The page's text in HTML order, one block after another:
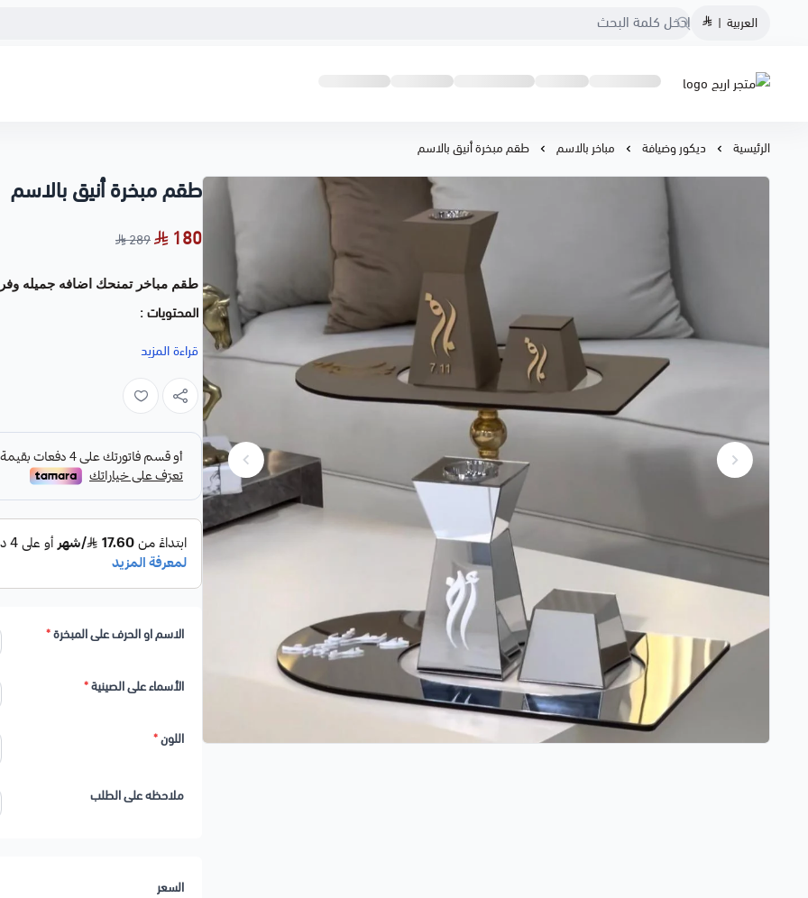
العربية |
متجر اريج
الرئيسية ديكور وضيافة مباخر بالاسم طقم مبخرة أنيق بالاسم
طقم مبخرة أنيق بالاسم
180
289
طقم مباخر تمنحك اضافه جميله
المحتويات :
مبخره فاخره عليها اسم من اختيارك
والصندوق العود
طقم مباخر سمو :
هدايا خاصة للرجال والنساء
استقبالات المواليد
المبخرة مناسبة الحجم المقاس
استمتعوا برائحة البخور داخل
هديه مميزه لمن تحب لتبقى ذكرى
قراءة المزيد
الاسم او الحرف على المبخرة*
الأسماء على الصينية*
اللون*
ملاحظه على الطلب
السعر